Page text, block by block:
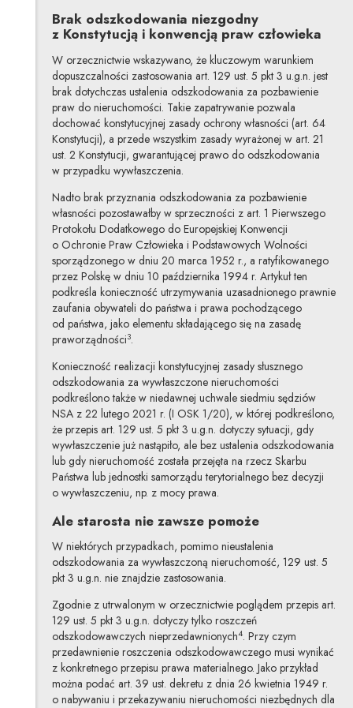
Brak odszkodowania niezgodny
z Konstytucją i konwencją praw człowieka
W orzecznictwie wskazywano, że kluczowym warunkiem
dopuszczalności zastosowania art. 129 ust. 5 pkt 3 u.g.n. jest
brak dotychczas ustalenia odszkodowania za pozbawienie
praw do nieruchomości. Takie zapatrywanie pozwala
dochować konstytucyjnej zasady ochrony własności (art. 64
Konstytucji), a przede wszystkim zasady wyrażonej w art. 21
ust. 2 Konstytucji, gwarantującej prawo do odszkodowania
w przypadku wywłaszczenia.
Nadto brak przyznania odszkodowania za pozbawienie
własności pozostawałby w sprzeczności z art. 1 Pierwszego
Protokołu Dodatkowego do Europejskiej Konwencji
o Ochronie Praw Człowieka i Podstawowych Wolności
sporządzonego w dniu 20 marca 1952 r., a ratyfikowanego
przez Polskę w dniu 10 października 1994 r. Artykuł ten
podkreśla konieczność utrzymywania uzasadnionego prawnie
zaufania obywateli do państwa i prawa pochodzącego
od państwa, jako elementu składającego się na zasadę
praworządności3.
Konieczność realizacji konstytucyjnej zasady słusznego
odszkodowania za wywłaszczone nieruchomości
podkreślono także w niedawnej uchwale siedmiu sędziów
NSA z 22 lutego 2021 r. (I OSK 1/20), w której podkreślono,
że przepis art. 129 ust. 5 pkt 3 u.g.n. dotyczy sytuacji, gdy
wywłaszczenie już nastąpiło, ale bez ustalenia odszkodowania
lub gdy nieruchomość została przejęta na rzecz Skarbu
Państwa lub jednostki samorządu terytorialnego bez decyzji
o wywłaszczeniu, np. z mocy prawa.
Ale starosta nie zawsze pomoże
W niektórych przypadkach, pomimo nieustalenia
odszkodowania za wywłaszczoną nieruchomość, 129 ust. 5
pkt 3 u.g.n. nie znajdzie zastosowania.
Zgodnie z utrwalonym w orzecznictwie poglądem przepis art.
129 ust. 5 pkt 3 u.g.n. dotyczy tylko roszczeń
odszkodowawczych nieprzedawnionych4. Przy czym
przedawnienie roszczenia odszkodowawczego musi wynikać
z konkretnego przepisu prawa materialnego. Jako przykład
można podać art. 39 ust. dekretu z dnia 26 kwietnia 1949 r.
o nabywaniu i przekazywaniu nieruchomości niezbędnych dla